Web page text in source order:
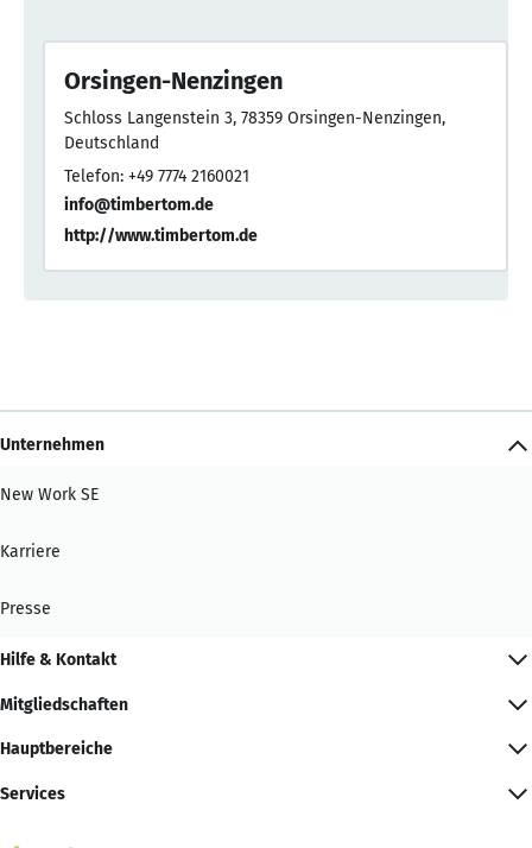
Orsingen-Nenzingen
Schloss Langenstein 3, 78359 Orsingen-Nenzingen,
Deutschland
Telefon: +49 7774 2160021
info@timbertom.de
http://www.timbertom.de
Unternehmen
New Work SE
Karriere
Presse
Hilfe & Kontakt
Mitgliedschaften
Hauptbereiche
Services